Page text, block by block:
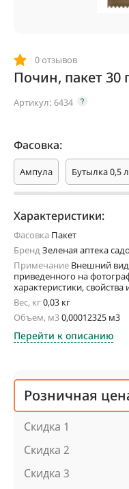
0 отзывов
Почин, пакет 30
Артикул: 6434
Фасовка:
Ампула Бутылка 0,5 л
Характеристики:
Фасовка Пакет
БрендЗеленая аптека
Примечание Внешний вид
приведенного на
характеристики, свойства
Вес, кг0,03 кг
Объем, м30,00012325 м3
Перейти к описанию
Розничная
Скидка 1
Скидка 2
Скидка 3